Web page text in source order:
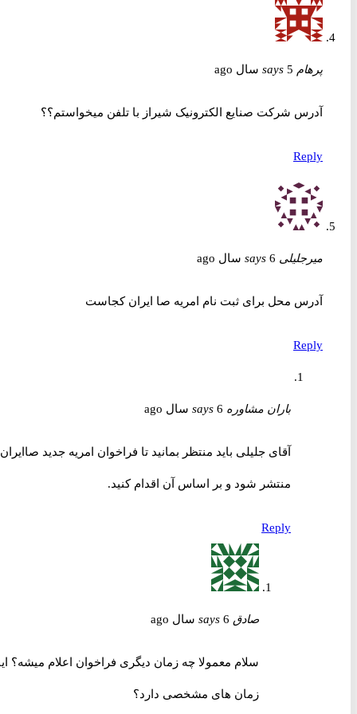
پرهام says 5 سال ago
آدرس شرکت صنایع الکترونیک شیراز با تلفن میخواستم؟؟
Reply
میرجلیلی says 6 سال ago
آدرس محل برای ثبت نام امریه صا ایران کجاست
Reply
باران مشاوره says 6 سال ago
آقای جلیلی باید منتظر بمانید تا فراخوان امریه جدید صاایران
منتشر شود و بر اساس آن اقدام کنید.
Reply
صادق says 6 سال ago
سلام معمولا چه زمان دیگری فراخوان اعلام میشه؟ ایا
زمان های مشخصی دارد؟